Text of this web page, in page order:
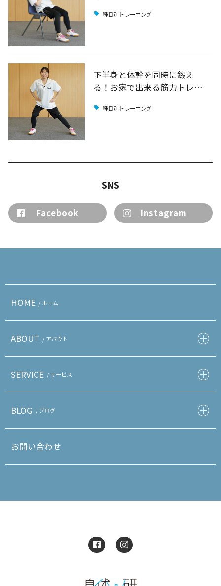
種目別トレーニング
下半身と体幹を同時に鍛え
る！お家で出来る筋力トレ…
種目別トレーニング
SNS
Facebook Instagram
HOME / ホーム
ABOUT / アバウト
SERVICE / サービス
BLOG / ブログ
お問い合わせ